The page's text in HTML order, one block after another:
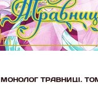
МОНОЛОГ ТРАВНИЦІ.